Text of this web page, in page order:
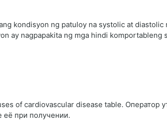
kondisyon ng patuloy na systolic at diastolic
ay nagpapakita ng mga hindi
of cardiovascular disease table. Оператор
её при получении.